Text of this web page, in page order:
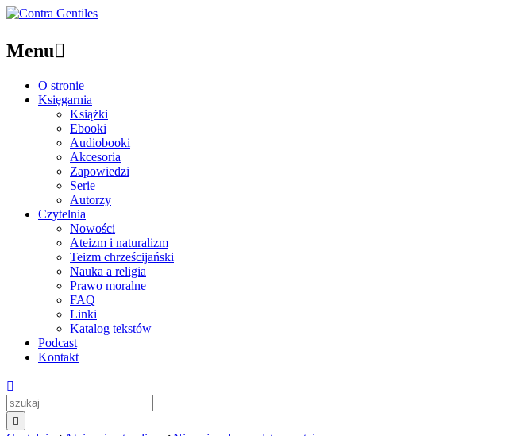
Menu
O stronie
Księgarnia
Książki
Ebooki
Audiobooki
Akcesoria
Zapowiedzi
Serie
Autorzy
Czytelnia
Nowości
Ateizm i naturalizm
Teizm chrześcijański
Nauka a religia
Prawo moralne
FAQ
Linki
Katalog tekstów
Podcast
Kontakt

